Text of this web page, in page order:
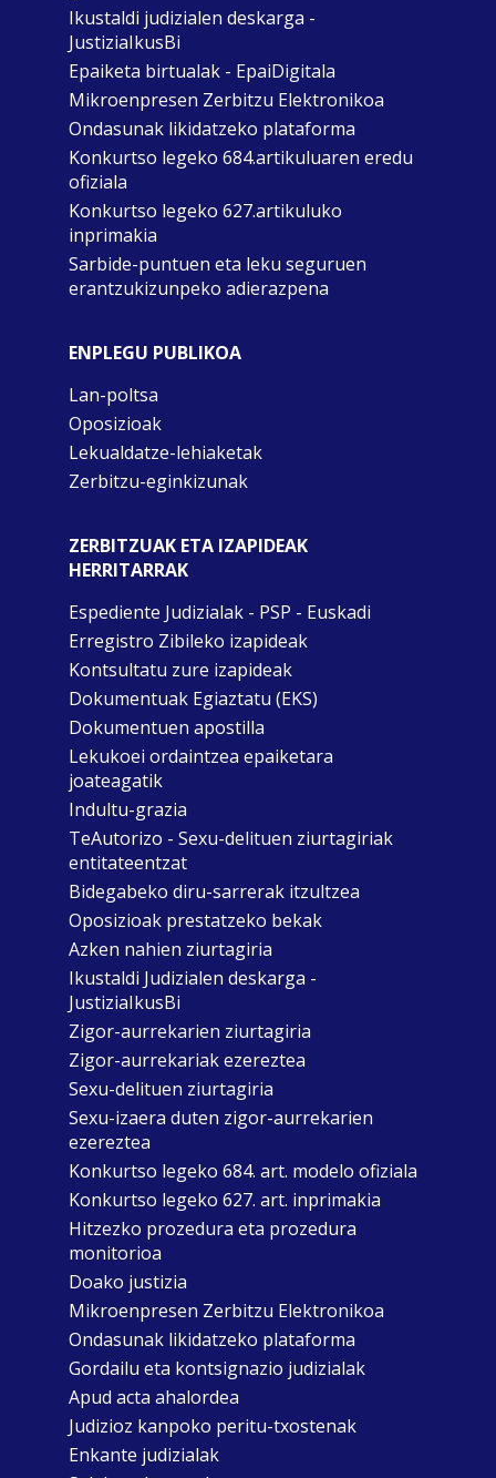
Ikustaldi judizialen deskarga -
JustiziaIkusBi
Epaiketa birtualak - EpaiDigitala
Mikroenpresen Zerbitzu Elektronikoa
Ondasunak likidatzeko plataforma
Konkurtso legeko 684.artikuluaren eredu
ofiziala
Konkurtso legeko 627.artikuluko
inprimakia
Sarbide-puntuen eta leku seguruen
erantzukizunpeko adierazpena
ENPLEGU PUBLIKOA
Lan-poltsa
Oposizioak
Lekualdatze-lehiaketak
Zerbitzu-eginkizunak
ZERBITZUAK ETA IZAPIDEAK
HERRITARRAK
Espediente Judizialak - PSP - Euskadi
Erregistro Zibileko izapideak
Kontsultatu zure izapideak
Dokumentuak Egiaztatu (EKS)
Dokumentuen apostilla
Lekukoei ordaintzea epaiketara
joateagatik
Indultu-grazia
TeAutorizo - Sexu-delituen ziurtagiriak
entitateentzat
Bidegabeko diru-sarrerak itzultzea
Oposizioak prestatzeko bekak
Azken nahien ziurtagiria
Ikustaldi Judizialen deskarga -
JustiziaIkusBi
Zigor-aurrekarien ziurtagiria
Zigor-aurrekariak ezereztea
Sexu-delituen ziurtagiria
Sexu-izaera duten zigor-aurrekarien
ezereztea
Konkurtso legeko 684. art. modelo ofiziala
Konkurtso legeko 627. art. inprimakia
Hitzezko prozedura eta prozedura
monitorioa
Doako justizia
Mikroenpresen Zerbitzu Elektronikoa
Ondasunak likidatzeko plataforma
Gordailu eta kontsignazio judizialak
Apud acta ahalordea
Judizioz kanpoko peritu-txostenak
Enkante judizialak